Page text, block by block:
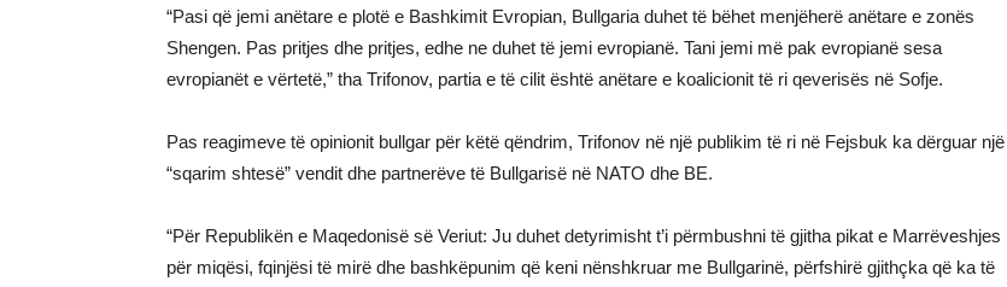
“Pasi që jemi anëtare e plotë e Bashkimit Evropian, Bullgaria duhet të bëhet menjëherë anëtare e zonës
Shengen. Pas pritjes dhe pritjes, edhe ne duhet të jemi evropianë. Tani jemi më pak evropianë sesa
evropianët e vërtetë,” tha Trifonov, partia e të cilit është anëtare e koalicionit të ri qeverisës në Sofje.
Pas reagimeve të opinionit bullgar për këtë qëndrim, Trifonov në një publikim të ri në Fejsbuk ka dërguar një
“sqarim shtesë” vendit dhe partnerëve të Bullgarisë në NATO dhe BE.
“Për Republikën e Maqedonisë së Veriut: Ju duhet detyrimisht t’i përmbushni të gjitha pikat e Marrëveshjes
për miqësi, fqinjësi të mirë dhe bashkëpunim që keni nënshkruar me Bullgarinë, përfshirë gjithçka që ka të